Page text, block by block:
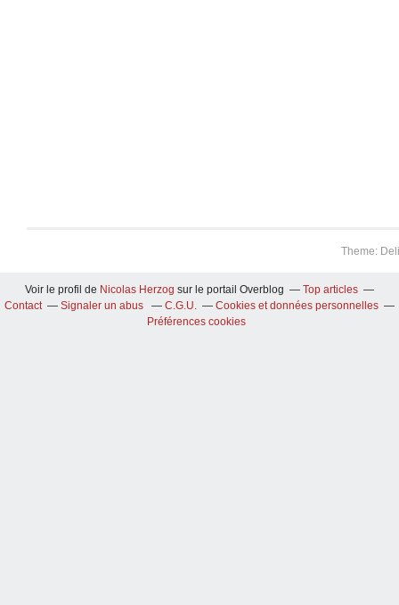
Theme:
Voir le profil de Nicolas Herzog sur le portail Overblog
Top articles
Contact
Signaler un abus C.G.U.
Cookies et données personnelles
Préférences cookies